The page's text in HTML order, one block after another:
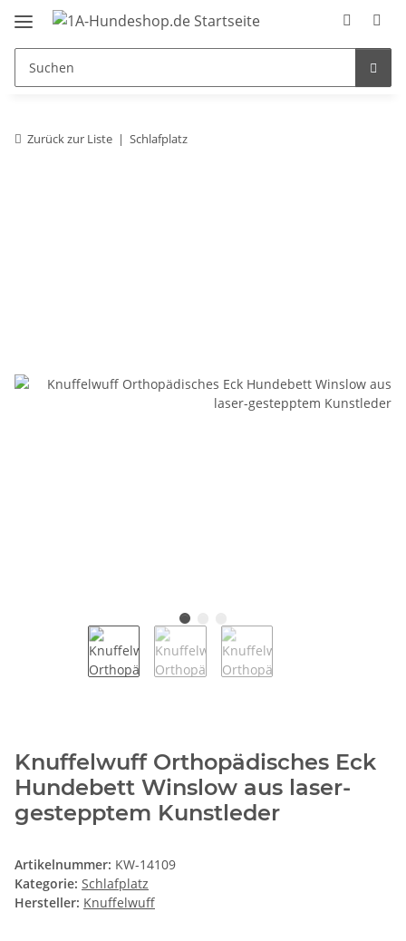
Zurück zur Liste Schlafplatz
Knuffelwuff Orthopädisches Eck
Hundebett Winslow aus laser-
gestepptem Kunstleder
Artikelnummer: KW-14109
Kategorie: Schlafplatz
Hersteller: Knuffelwuff